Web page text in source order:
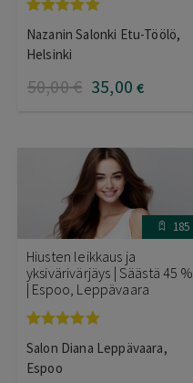
tuotteesta:
5.00/ 5
Nazanin Salonki Etu-Töölö,
Helsinki
50,00€ 35,00 €
185
Hiusten leikkaus ja
yksivärivärjäys | Säästä 45 %
| Espoo, Leppävaara
tuotteesta:
5.00/ 5
Salon Diana Leppävaara,
Espoo